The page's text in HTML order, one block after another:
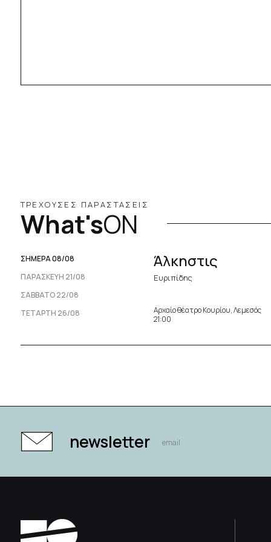
ΤΡΕΧΟΥΣΕΣ ΠΑΡΑΣΤΑΣΕΙΣ
What'sON
ΣΗΜΕΡΑ 08/08
ΠΑΡΑΣΚΕΥΉ 21/08
ΣΆΒΒΑΤΟ 22/08
ΤΕΤΆΡΤΗ 26/08
Άλκηστις
Ευριπίδης
Αρχαίο θέατρο Κουρίου, Λεμεσός
21:00
newsletter